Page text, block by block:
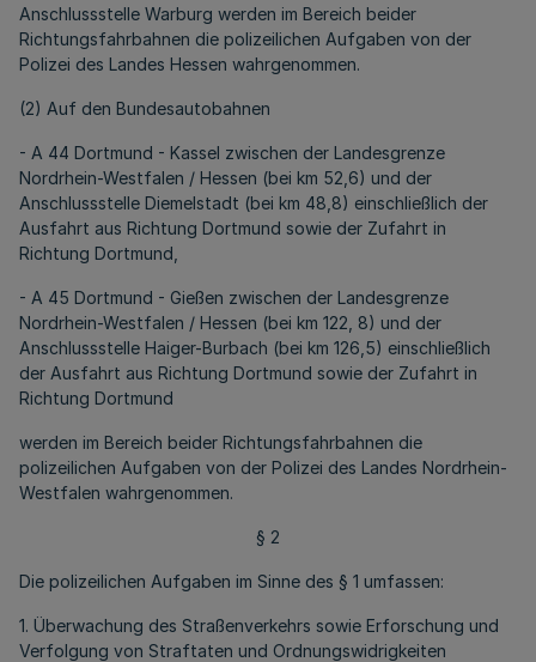
Anschlussstelle Warburg werden im Bereich beider
Richtungsfahrbahnen die polizeilichen Aufgaben von der
Polizei des Landes Hessen wahrgenommen.
(2) Auf den Bundesautobahnen
- A 44 Dortmund - Kassel zwischen der Landesgrenze
Nordrhein-Westfalen / Hessen (bei km 52,6) und der
Anschlussstelle Diemelstadt (bei km 48,8) einschließlich der
Ausfahrt aus Richtung Dortmund sowie der Zufahrt in
Richtung Dortmund,
- A 45 Dortmund - Gießen zwischen der Landesgrenze
Nordrhein-Westfalen / Hessen (bei km 122, 8) und der
Anschlussstelle Haiger-Burbach (bei km 126,5) einschließlich
der Ausfahrt aus Richtung Dortmund sowie der Zufahrt in
Richtung Dortmund
werden im Bereich beider Richtungsfahrbahnen die
polizeilichen Aufgaben von der Polizei des Landes Nordrhein-
Westfalen wahrgenommen.
§ 2
Die polizeilichen Aufgaben im Sinne des § 1 umfassen:
1. Überwachung des Straßenverkehrs sowie Erforschung und
Verfolgung von Straftaten und Ordnungswidrigkeiten